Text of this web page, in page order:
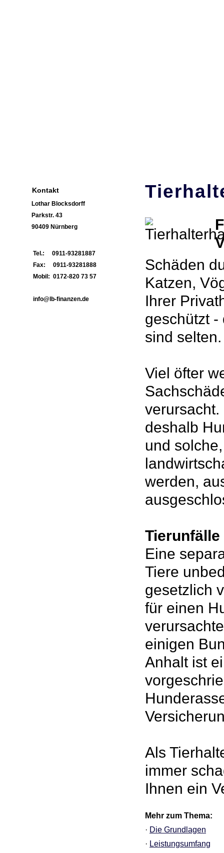
Kontakt
Lothar Blocksdorff
Parkstr. 43
90409 Nürnberg
Tel.: 0911-93281887
Fax: 0911-93281888
Mobil: 0172-820 73 57
info@lb-finanzen.de
Schäden
Katzen,
Ihrer
geschützt -
sind selten.
Viel öfter
deshalb
und
werden,
Eine
Tiere
gesetzlich
für einen
einigen
Anhalt ist
Als
immer
Ihnen ein
Mehr zum Thema:
· Die Grundlagen
· Leistungsumfang